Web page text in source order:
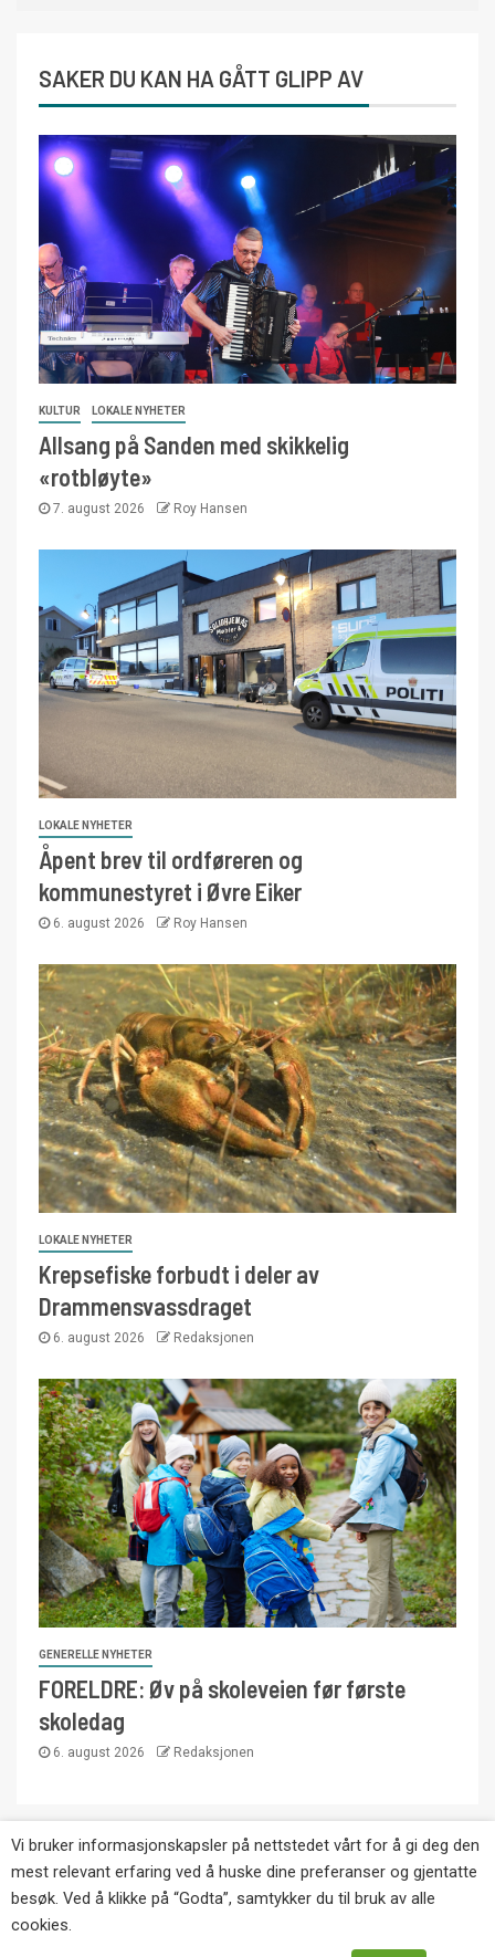
SAKER DU KAN HA GÅTT GLIPP AV
KULTUR LOKALE NYHETER
Allsang på Sanden med skikkelig
«rotbløyte»
7. august 2026 Roy Hansen
LOKALE NYHETER
Åpent brev til ordføreren og
kommunestyret i Øvre Eiker
6. august 2026 Roy Hansen
LOKALE NYHETER
Krepsefiske forbudt i deler av
Drammensvassdraget
6. august 2026 Redaksjonen
GENERELLE NYHETER
FORELDRE: Øv på skoleveien før første
skoledag
6. august 2026 Redaksjonen
Copyright © Eikernytt.no utgis av Roy’s
Pressetjeneste. Kopiering av tekst, bilder og
annonser er ikke tillatt uten etter avtale med utgiver.
Vi bruker informasjonskapsler på nettstedet vårt for å gi deg den
mest relevant erfaring ved å huske dine preferanser og gjentatte
besøk. Ved å klikke på “Godta”, samtykker du til bruk av alle
cookies.